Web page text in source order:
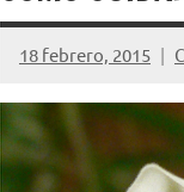
18 febrero, 2015